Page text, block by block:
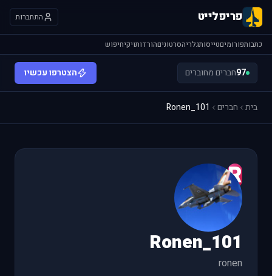
פריפלייט התחברות
כתבותפורומיםטייסותגלריהסרטוניםהורדותויקיחיפוש
97חברים מחוברים הצטרפו עכשיו
בית חברים Ronen_101
R
Ronen_101
ronen